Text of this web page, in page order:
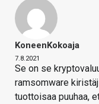
KoneenKokoaja
7.8.2021
Se on se
ramsomware
tuottoisaa puuhaa,